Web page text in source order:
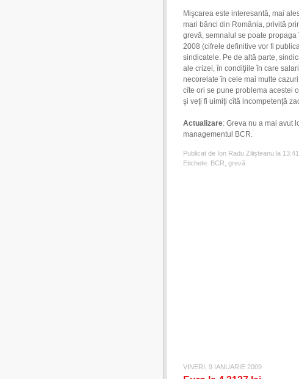
Mişcarea este interesantă, mai
mari bănci din România, privită
grevă, semnalul se poate
2008 (cifrele definitive vor fi
sindicatele. Pe de altă parte,
ale crizei, în condiţiile în care
necorelate în cele mai multe
cîte ori se pune problema acestei
şi veţi fi uimiţi cîtă incompetenţă
Actualizare: Greva nu a mai avut
managementul BCR.
Publicat de Ion Radu Zilişteanu la 13:41
Etichete: BCR grevă
VINERI, 9 IANUARIE 2009